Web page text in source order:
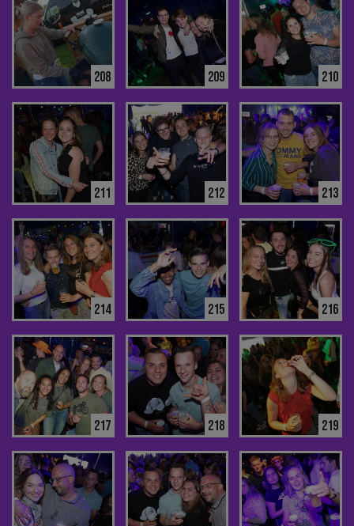
208 209 210
211 212 213
214 215 216
217 218 219